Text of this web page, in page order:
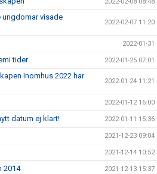
ungdomar visade
2022-02-07 11:20
2022-01-31
tider 2022-01-25 07:01
Inomhus 2022 har
2022-01-24 11:21
2022-01-12 16:00
datum ej klart! 2022-01-11 15:36
2021-12-23 09:04
2021-12-14 10:52
2014 2021-12-13 15:37